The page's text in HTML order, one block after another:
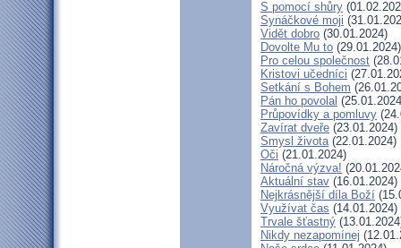
S pomocí shůry
Synáčkové moji
Vidět dobro (30.01.2024)
Dovolte Mu to (29.01.2024)
Pro celou společnost
Kristovi učedníci
Setkání s Bohem
Pán ho povolal
Průpovídky a pomluvy
Zavírat dveře (23.01.2024)
Smysl života(22.01.2024)
Oči (21.01.2024)
Náročná výzva!
Aktuální stav (16.01.2024)
Nejkrásnější díla Boží
Využívat čas (14.01.2024)
Trvale šťastný
Nikdy nezapomínej